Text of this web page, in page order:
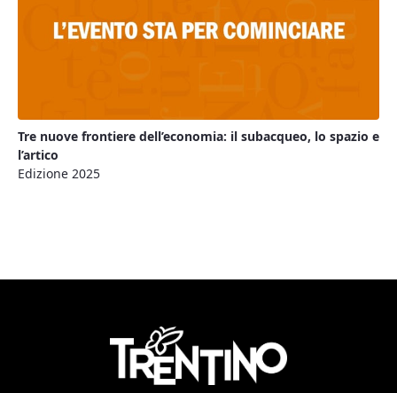
Tre nuove frontiere dell’economia: il subacqueo, lo spazio e
l’artico
Edizione 2025